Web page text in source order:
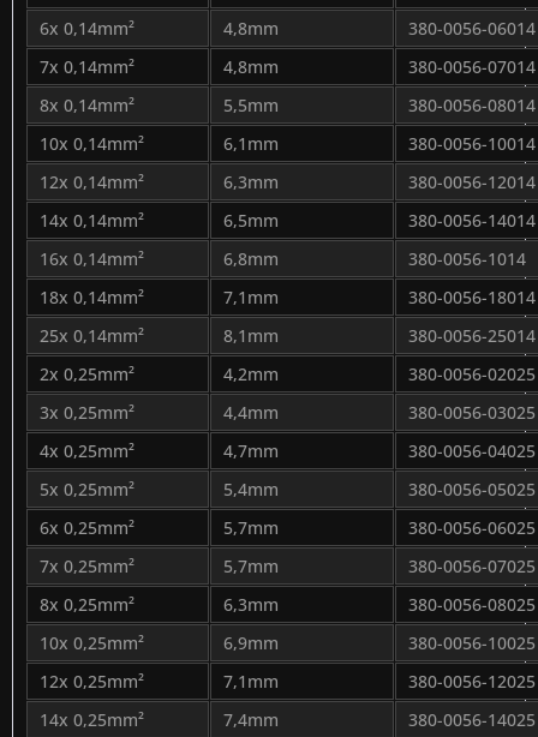
6x 0,14mm²
4,8mm
380-0056-06014
7x 0,14mm²
4,8mm
380-0056-07014
8x 0,14mm²
5,5mm
380-0056-08014
10x 0,14mm²
6,1mm
380-0056-10014
12x 0,14mm²
6,3mm
380-0056-12014
14x 0,14mm²
6,5mm
380-0056-14014
16x 0,14mm²
6,8mm
380-0056-1014
18x 0,14mm²
7,1mm
380-0056-18014
25x 0,14mm²
8,1mm
380-0056-25014
2x 0,25mm²
4,2mm
380-0056-02025
3x 0,25mm²
4,4mm
380-0056-03025
4x 0,25mm²
4,7mm
380-0056-04025
5x 0,25mm²
5,4mm
380-0056-05025
6x 0,25mm²
5,7mm
380-0056-06025
7x 0,25mm²
5,7mm
380-0056-07025
8x 0,25mm²
6,3mm
380-0056-08025
10x 0,25mm²
6,9mm
380-0056-10025
12x 0,25mm²
7,1mm
380-0056-12025
14x 0,25mm²
7,4mm
380-0056-14025